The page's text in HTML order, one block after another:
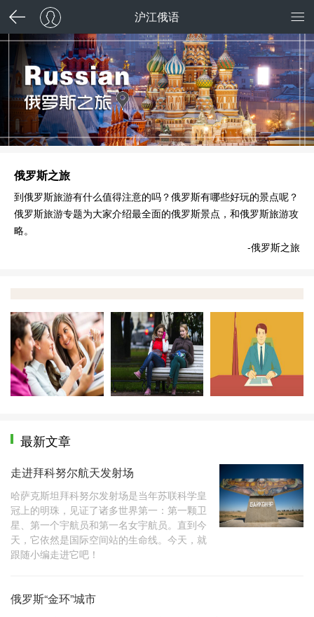
沪江俄语
俄罗斯之旅
到俄罗斯旅游有什么值得注意的吗？俄罗斯有哪些好玩的景点呢？
俄罗斯旅游专题为大家介绍最全面的俄罗斯景点，和俄罗斯旅游攻
略。
-俄罗斯之旅
旅游常用俄语口语 留俄经验手札
最新文章
走进拜科努尔航天发射场
哈萨克斯坦拜科努尔发射场是当年苏联科学皇
冠上的明珠，见证了诸多世界第一：第一颗卫
星、第一个宇航员和第一名女宇航员。直到今
天，它依然是国际空间站的生命线。今天，就
跟随小编走进它吧！
俄罗斯“金环”城市